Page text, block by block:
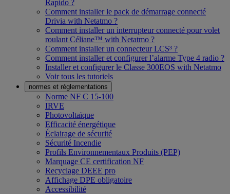
Rapido ?
Comment installer le pack de démarrage connecté
Drivia with Netatmo ?
Comment installer un interrupteur connecté pour volet
roulant Céliane™ with Netatmo ?
Comment installer un connecteur LCS³ ?
Comment installer et configurer l’alarme Type 4 radio ?
Installer et configurer le Classe 300EOS with Netatmo
Voir tous les tutoriels
normes et réglementations
Norme NF C 15-100
IRVE
Photovoltaïque
Efficacité énergétique
Éclairage de sécurité
Sécurité Incendie
Profils Environnementaux Produits (PEP)
Marquage CE certification NF
Recyclage DEEE pro
Affichage DPE obligatoire
Accessibilité